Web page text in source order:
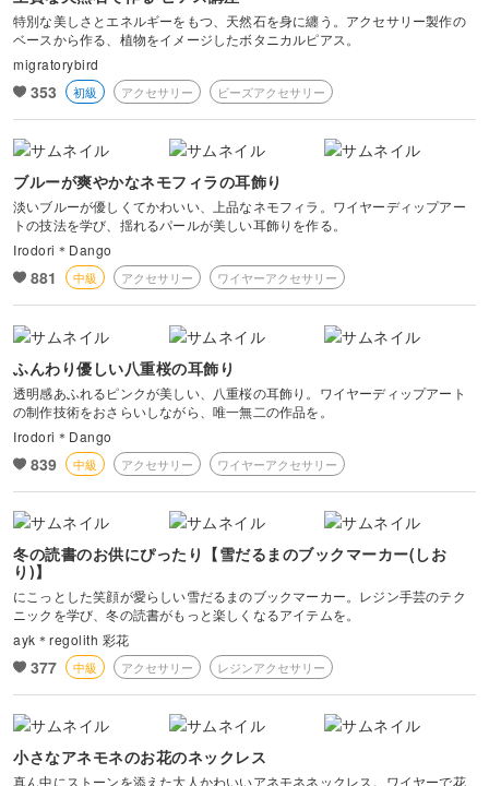
特別な美しさとエネルギーをもつ、天然石を身に纏う。アクセサリー製作の
ベースから作る、植物をイメージしたボタニカルピアス。
migratorybird
353 初級 アクセサリー ビーズアクセサリー
ブルーが爽やかなネモフィラの耳飾り
淡いブルーが優しくてかわいい、上品なネモフィラ。ワイヤーディップアー
トの技法を学び、揺れるパールが美しい耳飾りを作る。
Irodori＊Dango
881 中級 アクセサリー ワイヤーアクセサリー
ふんわり優しい八重桜の耳飾り
透明感あふれるピンクが美しい、八重桜の耳飾り。ワイヤーディップアート
の制作技術をおさらいしながら、唯一無二の作品を。
Irodori＊Dango
839 中級 アクセサリー ワイヤーアクセサリー
冬の読書のお供にぴったり【雪だるまのブックマーカー(しお
り)】
にこっとした笑顔が愛らしい雪だるまのブックマーカー。レジン手芸のテク
ニックを学び、冬の読書がもっと楽しくなるアイテムを。
ayk＊regolith 彩花
377 中級 アクセサリー レジンアクセサリー
小さなアネモネのお花のネックレス
真ん中にストーンを添えた大人かわいいアネモネネックレス。ワイヤーで花